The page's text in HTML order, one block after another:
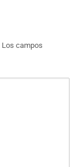
Los campos